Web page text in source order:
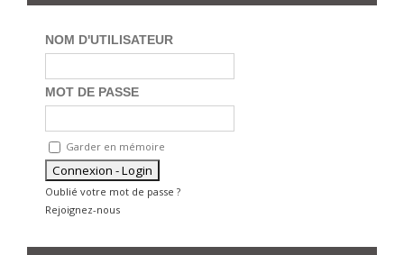
NOM D'UTILISATEUR
MOT DE PASSE
Garder en mémoire
Oublié votre mot de passe ?
Rejoignez-nous